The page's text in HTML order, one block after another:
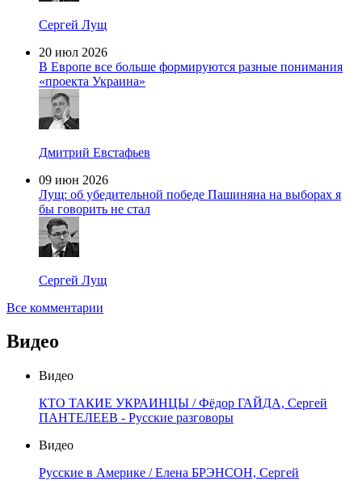
Сергей Лущ
20 июл 2026
В Европе все больше формируются разные понимания
«проекта Украина»
Дмитрий Евстафьев
09 июн 2026
Лущ: об убедительной победе Пашиняна на выборах я
бы говорить не стал
Сергей Лущ
Все комментарии
Видео
Видео
КТО ТАКИЕ УКРАИНЦЫ / Фёдор ГАЙДА, Сергей
ПАНТЕЛЕЕВ - Русские разговоры
Видео
Русские в Америке / Елена БРЭНСОН, Сергей